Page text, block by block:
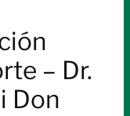
– Dr.
Don